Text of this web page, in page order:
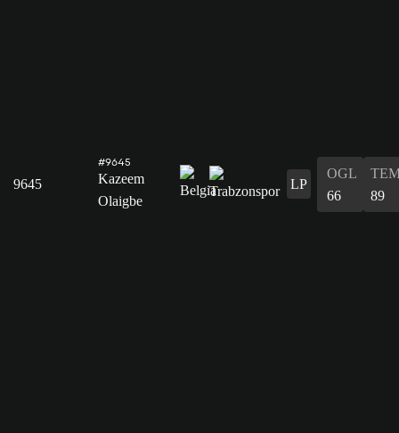
9645
#9645
Kazeem
Olaigbe
LP
OGL
66
89